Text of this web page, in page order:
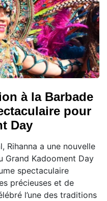
à la Barbade
pour
Day
Rihanna a une nouvelle
Grand Kadooment Day
spectaculaire
précieuses et de
l’une des traditions